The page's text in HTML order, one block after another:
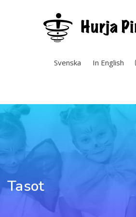
Valitse kieli
Svenska In English
Etusivu
Selkosuomi & Kuvailutulkkaus
Yleistä toiminnasta
Taiteen perusopetus
Tasot